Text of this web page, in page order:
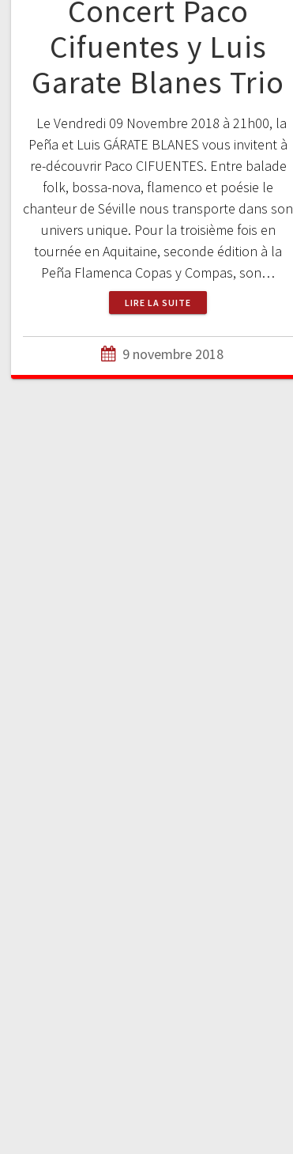
Concert Paco
Cifuentes y Luis
Garate Blanes Trio
Le Vendredi 09 Novembre 2018 à 21h00, la
Peña et Luis GÁRATE BLANES vous invitent à
re-découvrir Paco CIFUENTES. Entre balade
folk, bossa-nova, flamenco et poésie le
chanteur de Séville nous transporte dans son
univers unique. Pour la troisième fois en
tournée en Aquitaine, seconde édition à la
Peña Flamenca Copas y Compas, son…
LIRE LA SUITE
9 novembre 2018